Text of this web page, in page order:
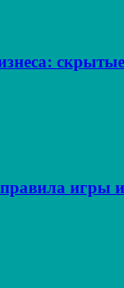
игры